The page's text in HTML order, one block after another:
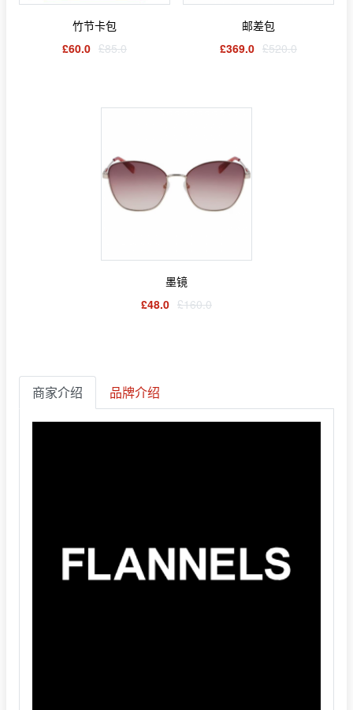
竹节卡包
£60.0 £85.0
邮差包
£369.0 £520.0
墨镜
£48.0 £160.0
商家介绍 品牌介绍